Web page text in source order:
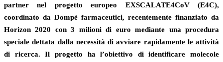
partner nel progetto europeo EXSCALATE4CoV (E4C),
coordinato da Dompè farmaceutici, recentemente finanziato da
Horizon 2020 con 3 milioni di euro mediante una procedura
speciale dettata dalla necessità di avviare rapidamente le attività
di ricerca. Il progetto ha l’obiettivo di identificare molecole